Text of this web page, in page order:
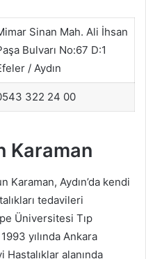
Sinan Mah. Ali İhsan
Bulvarı No:67 D:1
/ Aydın
322 24 00
Karaman
Karaman, Aydın’da kendi
tedavileri
Üniversitesi Tıp
yılında Ankara
alanında